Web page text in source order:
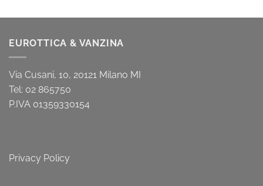
EUROTTICA & VANZINA
Via Cusani, 10, 20121 Milano MI
Tel: 02 865750
P.IVA 01359330154
Privacy Policy